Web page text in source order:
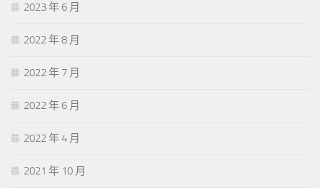
2023 年 6 月
2022 年 8 月
2022 年 7 月
2022 年 6 月
2022 年 4 月
2021 年 10 月